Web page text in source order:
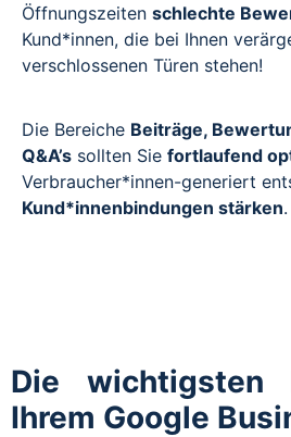
Öffnungszeiten schlechte
Kund*innen, die bei Ihnen
verschlossenen Türen stehen!
Die Bereiche Beiträge,
Q&A’s sollten Sie fortlaufend
Verbraucher*innen-generiert
Kund*innenbindungen stärken.
Die wichtigsten
Ihrem Google